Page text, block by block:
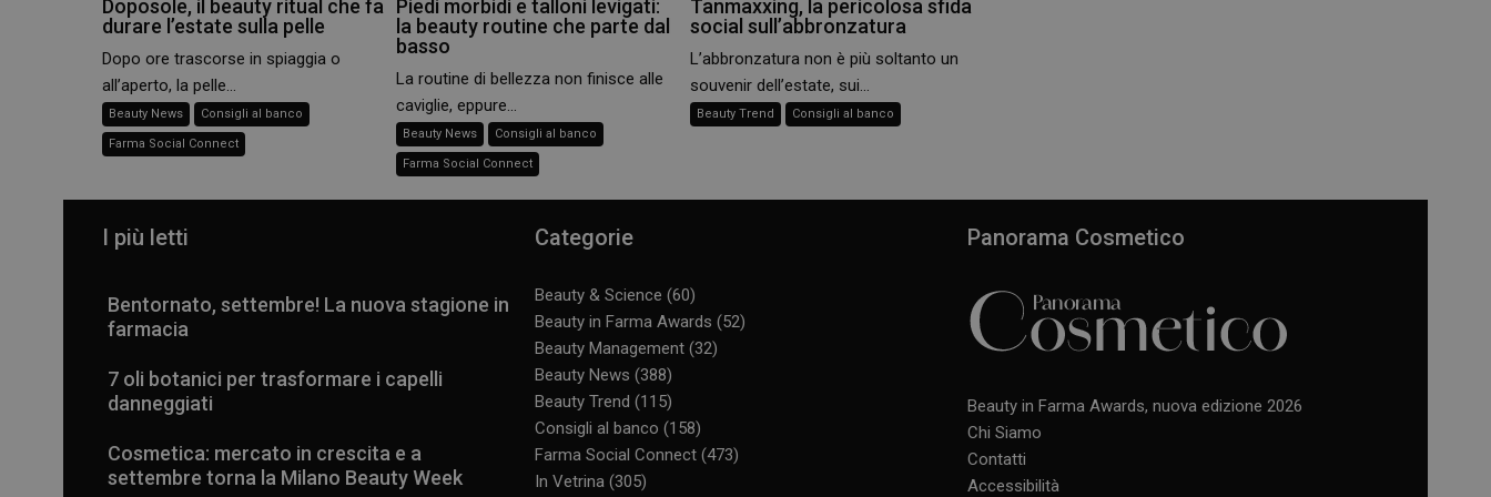
Doposole, il beauty ritual che fa
durare l’estate sulla pelle
Dopo ore trascorse in spiaggia o
all’aperto, la pelle...
Beauty News Consigli al banco
Farma Social Connect
Piedi morbidi e talloni levigati:
la beauty routine che parte dal
basso
La routine di bellezza non finisce alle
caviglie, eppure...
Beauty News Consigli al banco
Farma Social Connect
Tanmaxxing, la pericolosa sfida
social sull’abbronzatura
L’abbronzatura non è più soltanto un
souvenir dell’estate, sui...
Beauty Trend Consigli al banco
I più letti
Bentornato, settembre! La nuova stagione in
farmacia
7 oli botanici per trasformare i capelli
danneggiati
Cosmetica: mercato in crescita e a
settembre torna la Milano Beauty Week
Categorie
Beauty & Science (60)
Beauty in Farma Awards (52)
Beauty Management(32)
Beauty News (388)
Beauty Trend (115)
Consigli al banco (158)
Farma Social Connect(473)
In Vetrina(305)
Panorama Cosmetico
Beauty in Farma Awards, nuova edizione 2026
Chi Siamo
Contatti
Accessibilità